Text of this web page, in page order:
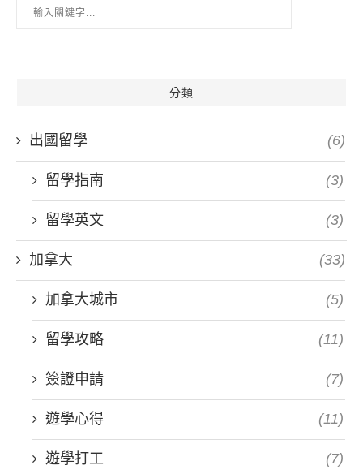
分類
出國留學 (6)
留學指南 (3)
留學英文 (3)
加拿大 (33)
加拿大城市 (5)
留學攻略 (11)
簽證申請 (7)
遊學心得 (11)
遊學打工 (7)